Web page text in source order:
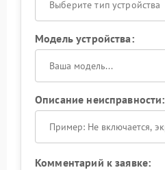
Выберите тип устройства
Модель устройства:
Описание неисправности:
Комментарий к заявке: